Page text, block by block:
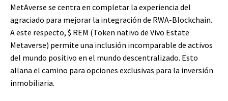
MetAverse se centra en completar la experiencia del
agraciado para mejorar la integración de RWA-Blockchain.
A este respecto, $ REM (Token nativo de Vivo Estate
Metaverse) permite una inclusión incomparable de activos
del mundo positivo en el mundo descentralizado. Esto
allana el camino para opciones exclusivas para la inversión
inmobiliaria.